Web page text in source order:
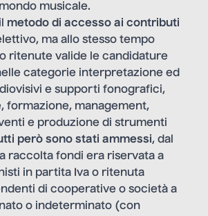
musicale.
metodo di accesso ai contributi
ma allo stesso tempo
ritenute valide le candidature
categorie interpretazione ed
e supporti fonografici,
formazione, management,
e produzione di strumenti
però sono stati ammessi, dal
raccolta fondi era riservata a
in partita Iva o ritenuta
di cooperative o società a
o indeterminato (con